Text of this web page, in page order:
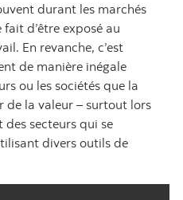
durant les marchés
d’être exposé au
En revanche, c’est
de manière inégale
ou les sociétés que la
de la valeur – surtout lors
secteurs qui se
divers outils de